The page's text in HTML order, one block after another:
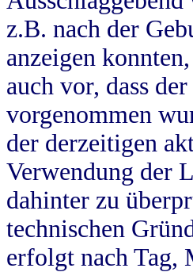
z.B. nach der
anzeigen
auch vor, dass
vorgenommen
der derzeitigen
Verwendung der
dahinter zu
technischen
erfolgt nach Tag,